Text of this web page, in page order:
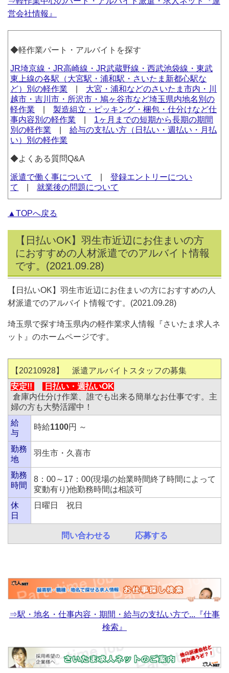
営会社情報』
◆軽作業パート・アルバイトを探す
JR埼京線・JR高崎線・JR武蔵野線・西武池袋線・東武
東上線の各駅（大宮駅・浦和駅・さいたま新都心駅な
ど）別の軽作業
大宮・浦和などのさいたま市内・川
越市・吉川市・所沢市・鳩ヶ谷市など埼玉県内地名別の
軽作業 |製造組立・ピッキング・梱包・仕分けなど仕
事内容別の軽作業
1ヶ月までの短期から長期の期間
別の軽作業 |給与の支払い方（日払い・週払い・月払
い）別の軽作業
◆よくある質問Q&A
派遣で働く事について |登録エントリーについ
て
就業後の問題について
▲TOPへ戻る
【日払いOK】羽生市近辺にお住まいの方
におすすめの人材派遣でのアルバイト情報
です。(2021.09.28)
【日払いOK】羽生市近辺にお住まいの方におすすめの人
材派遣でのアルバイト情報です。(2021.09.28)
埼玉県で探す埼玉県内の軽作業求人情報『さいたま求人ネ
ット』のホームページです。
【20210928】 派遣アルバイトスタッフの募集
安定!!
日払い・ 週払いOK
倉庫内仕分け作業、誰でも出来る簡単なお仕事です。主
婦の方も大勢活躍中！
給
与
時給1100円 ～
勤務
地
羽生市・久喜市
勤務
時間
8：00～17：00(現場の始業時間終了時間によって
変動有り)他勤務時間は相談可
休
日
日曜日 祝日
問い合わせる 応募する
⇒駅・地名・仕事内容・期間・給与の支払い方で...『仕事
検索』